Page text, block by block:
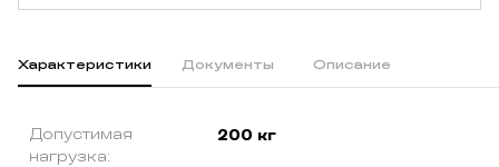
Характеристики Документы Описание
Допустимая
нагрузка:
200 кг